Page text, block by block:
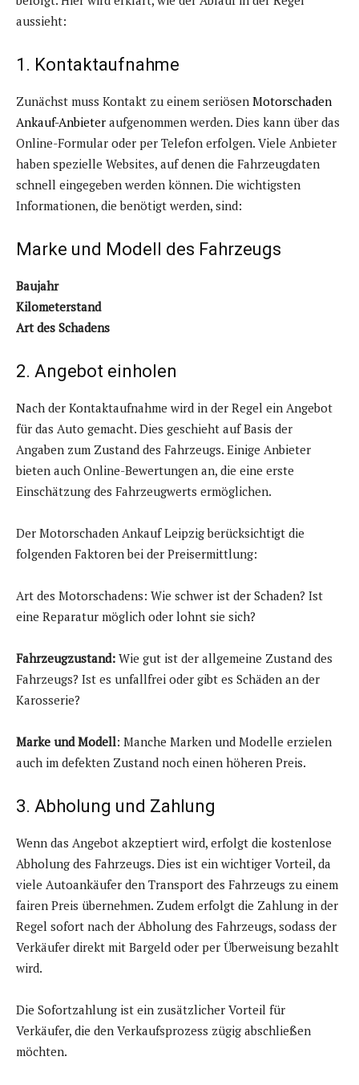
aussieht:
1. Kontaktaufnahme
Zunächst muss Kontakt zu einem seriösen Motorschaden
Ankauf-Anbieter aufgenommen werden. Dies kann über das
Online-Formular oder per Telefon erfolgen. Viele Anbieter
haben spezielle Websites, auf denen die Fahrzeugdaten
schnell eingegeben werden können. Die wichtigsten
Informationen, die benötigt werden, sind:
Marke und Modell des Fahrzeugs
Baujahr
Kilometerstand
Art des Schadens
2. Angebot einholen
Nach der Kontaktaufnahme wird in der Regel ein Angebot
für das Auto gemacht. Dies geschieht auf Basis der
Angaben zum Zustand des Fahrzeugs. Einige Anbieter
bieten auch Online-Bewertungen an, die eine erste
Einschätzung des Fahrzeugwerts ermöglichen.
Der Motorschaden Ankauf Leipzig berücksichtigt die
folgenden Faktoren bei der Preisermittlung:
Art des Motorschadens: Wie schwer ist der Schaden? Ist
eine Reparatur möglich oder lohnt sie sich?
Fahrzeugzustand: Wie gut ist der allgemeine Zustand des
Fahrzeugs? Ist es unfallfrei oder gibt es Schäden an der
Karosserie?
Marke und Modell: Manche Marken und Modelle erzielen
auch im defekten Zustand noch einen höheren Preis.
3. Abholung und Zahlung
Wenn das Angebot akzeptiert wird, erfolgt die kostenlose
Abholung des Fahrzeugs. Dies ist ein wichtiger Vorteil, da
viele Autoankäufer den Transport des Fahrzeugs zu einem
fairen Preis übernehmen. Zudem erfolgt die Zahlung in der
Regel sofort nach der Abholung des Fahrzeugs, sodass der
Verkäufer direkt mit Bargeld oder per Überweisung bezahlt
wird.
Die Sofortzahlung ist ein zusätzlicher Vorteil für
Verkäufer, die den Verkaufsprozess zügig abschließen
möchten.